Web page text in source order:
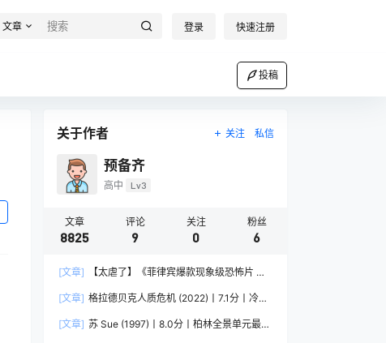
文章 登录 快速注册
投稿
关于作者 关注 私信
预备齐
高中 Lv3
文章
8825
评论
9
关注
0
粉丝
6
[文章]
【太虐了】《菲律宾爆款现象级恐怖片 菲
[文章] 格拉德贝克人质危机 (2022)丨7.1分丨冷门
[文章] 苏 Sue (1997)丨8.0分丨柏林全景单元最佳